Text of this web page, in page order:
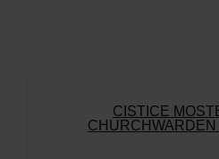
ČISTIČE
CHURCHWARDEN